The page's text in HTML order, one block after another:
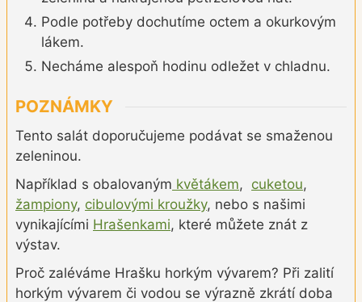
Podle potřeby dochutíme octem a okurkovým
lákem.
Necháme alespoň hodinu odležet v chladnu.
POZNÁMKY
Tento salát doporučujeme podávat se smaženou
zeleninou.
Například s obalovaným květákem, cuketou,
žampiony, cibulovými kroužky, nebo s našimi
vynikajícími Hrašenkami, které můžete znát z
výstav.
Proč zaléváme Hrašku horkým vývarem? Při zalití
horkým vývarem či vodou se výrazně zkrátí doba